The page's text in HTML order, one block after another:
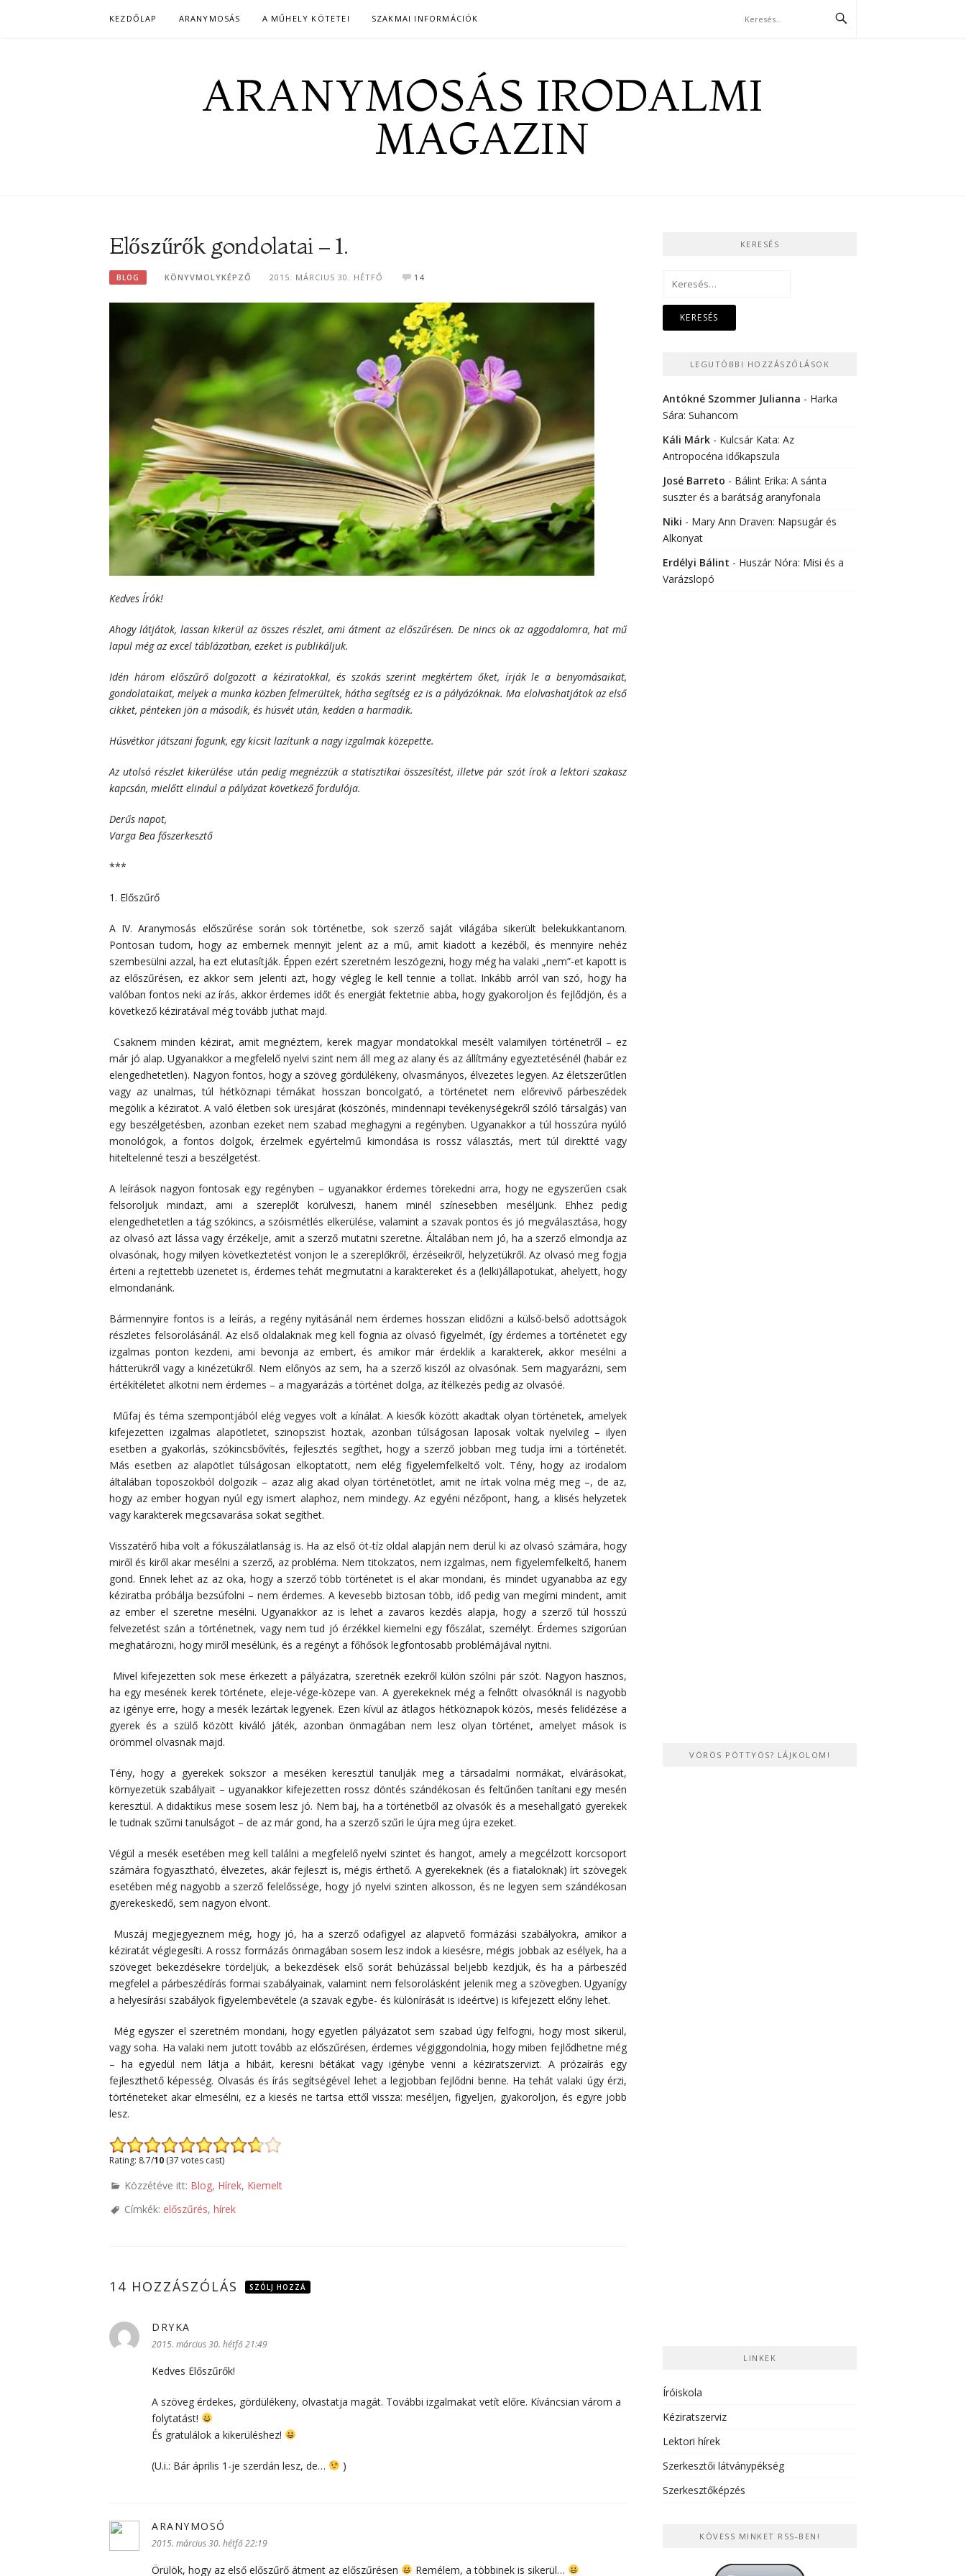
KEZDŐLAP ARANYMOSÁS A MŰHELY KÖTETEI SZAKMAI INFORMÁCIÓK
ARANYMOSÁS IRODALMI
MAGAZIN
Előszűrők gondolatai – 1.
BLOG KÖNYVMOLYKÉPZŐ 2015. MÁRCIUS 30. HÉTFŐ 14
Kedves Írók!
Ahogy látjátok, lassan kikerül az összes részlet, ami átment az előszűrésen. De nincs ok az aggodalomra, hat mű
lapul még az excel táblázatban, ezeket is publikáljuk.
Idén három előszűrő dolgozott a kéziratokkal, és szokás szerint megkértem őket, írják le a benyomásaikat,
gondolataikat, melyek a munka közben felmerültek, hátha segítség ez is a pályázóknak. Ma elolvashatjátok az első
cikket, pénteken jön a második, és húsvét után, kedden a harmadik.
Húsvétkor játszani fogunk, egy kicsit lazítunk a nagy izgalmak közepette.
Az utolsó részlet kikerülése után pedig megnézzük a statisztikai összesítést, illetve pár szót írok a lektori szakasz
kapcsán, mielőtt elindul a pályázat következő fordulója.
Derűs napot,
Varga Bea főszerkesztő
***
1. Előszűrő
A IV. Aranymosás előszűrése során sok történetbe, sok szerző saját világába sikerült belekukkantanom.
Pontosan tudom, hogy az embernek mennyit jelent az a mű, amit kiadott a kezéből, és mennyire nehéz
szembesülni azzal, ha ezt elutasítják. Éppen ezért szeretném leszögezni, hogy még ha valaki „nem”-et kapott is
az előszűrésen, ez akkor sem jelenti azt, hogy végleg le kell tennie a tollat. Inkább arról van szó, hogy ha
valóban fontos neki az írás, akkor érdemes időt és energiát fektetnie abba, hogy gyakoroljon és fejlődjön, és a
következő kéziratával még tovább juthat majd.
Csaknem minden kézirat, amit megnéztem, kerek magyar mondatokkal mesélt valamilyen történetről – ez
már jó alap. Ugyanakkor a megfelelő nyelvi szint nem áll meg az alany és az állítmány egyeztetésénél (habár ez
elengedhetetlen). Nagyon fontos, hogy a szöveg gördülékeny, olvasmányos, élvezetes legyen. Az életszerűtlen
vagy az unalmas, túl hétköznapi témákat hosszan boncolgató, a történetet nem előrevivő párbeszédek
megölik a kéziratot. A való életben sok üresjárat (köszönés, mindennapi tevékenységekről szóló társalgás) van
egy beszélgetésben, azonban ezeket nem szabad meghagyni a regényben. Ugyanakkor a túl hosszúra nyúló
monológok, a fontos dolgok, érzelmek egyértelmű kimondása is rossz választás, mert túl direktté vagy
hiteltelenné teszi a beszélgetést.
A leírások nagyon fontosak egy regényben – ugyanakkor érdemes törekedni arra, hogy ne egyszerűen csak
felsoroljuk mindazt, ami a szereplőt körülveszi, hanem minél színesebben meséljünk. Ehhez pedig
elengedhetetlen a tág szókincs, a szóismétlés elkerülése, valamint a szavak pontos és jó megválasztása, hogy
az olvasó azt lássa vagy érzékelje, amit a szerző mutatni szeretne. Általában nem jó, ha a szerző elmondja az
olvasónak, hogy milyen következtetést vonjon le a szereplőkről, érzéseikről, helyzetükről. Az olvasó meg fogja
érteni a rejtettebb üzenetet is, érdemes tehát megmutatni a karaktereket és a (lelki)állapotukat, ahelyett, hogy
elmondanánk.
Bármennyire fontos is a leírás, a regény nyitásánál nem érdemes hosszan elidőzni a külső-belső adottságok
részletes felsorolásánál. Az első oldalaknak meg kell fognia az olvasó figyelmét, így érdemes a történetet egy
izgalmas ponton kezdeni, ami bevonja az embert, és amikor már érdeklik a karakterek, akkor mesélni a
hátterükről vagy a kinézetükről. Nem előnyös az sem, ha a szerző kiszól az olvasónak. Sem magyarázni, sem
értékítéletet alkotni nem érdemes – a magyarázás a történet dolga, az ítélkezés pedig az olvasóé.
Műfaj és téma szempontjából elég vegyes volt a kínálat. A kiesők között akadtak olyan történetek, amelyek
kifejezetten izgalmas alapötletet, szinopszist hoztak, azonban túlságosan laposak voltak nyelvileg – ilyen
esetben a gyakorlás, szókincsbővítés, fejlesztés segíthet, hogy a szerző jobban meg tudja írni a történetét.
Más esetben az alapötlet túlságosan elkoptatott, nem elég figyelemfelkeltő volt. Tény, hogy az irodalom
általában toposzokból dolgozik – azaz alig akad olyan történetötlet, amit ne írtak volna még meg –, de az,
hogy az ember hogyan nyúl egy ismert alaphoz, nem mindegy. Az egyéni nézőpont, hang, a klisés helyzetek
vagy karakterek megcsavarása sokat segíthet.
Visszatérő hiba volt a fókuszálatlanság is. Ha az első öt-tíz oldal alapján nem derül ki az olvasó számára, hogy
miről és kiről akar mesélni a szerző, az probléma. Nem titokzatos, nem izgalmas, nem figyelemfelkeltő, hanem
gond. Ennek lehet az az oka, hogy a szerző több történetet is el akar mondani, és mindet ugyanabba az egy
kéziratba próbálja bezsúfolni – nem érdemes. A kevesebb biztosan több, idő pedig van megírni mindent, amit
az ember el szeretne mesélni. Ugyanakkor az is lehet a zavaros kezdés alapja, hogy a szerző túl hosszú
felvezetést szán a történetnek, vagy nem tud jó érzékkel kiemelni egy főszálat, személyt. Érdemes szigorúan
meghatározni, hogy miről mesélünk, és a regényt a főhősök legfontosabb problémájával nyitni.
Mivel kifejezetten sok mese érkezett a pályázatra, szeretnék ezekről külön szólni pár szót. Nagyon hasznos,
ha egy mesének kerek története, eleje-vége-közepe van. A gyerekeknek még a felnőtt olvasóknál is nagyobb
az igénye erre, hogy a mesék lezártak legyenek. Ezen kívül az átlagos hétköznapok közös, mesés felidézése a
gyerek és a szülő között kiváló játék, azonban önmagában nem lesz olyan történet, amelyet mások is
örömmel olvasnak majd.
Tény, hogy a gyerekek sokszor a meséken keresztül tanulják meg a társadalmi normákat, elvárásokat,
környezetük szabályait – ugyanakkor kifejezetten rossz döntés szándékosan és feltűnően tanítani egy mesén
keresztül. A didaktikus mese sosem lesz jó. Nem baj, ha a történetből az olvasók és a mesehallgató gyerekek
le tudnak szűrni tanulságot – de az már gond, ha a szerző szűri le újra meg újra ezeket.
Végül a mesék esetében meg kell találni a megfelelő nyelvi szintet és hangot, amely a megcélzott korcsoport
számára fogyasztható, élvezetes, akár fejleszt is, mégis érthető. A gyerekeknek (és a fiataloknak) írt szövegek
esetében még nagyobb a szerző felelőssége, hogy jó nyelvi szinten alkosson, és ne legyen sem szándékosan
gyerekeskedő, sem nagyon elvont.
Muszáj megjegyeznem még, hogy jó, ha a szerző odafigyel az alapvető formázási szabályokra, amikor a
kéziratát véglegesíti. A rossz formázás önmagában sosem lesz indok a kiesésre, mégis jobbak az esélyek, ha a
szöveget bekezdésekre tördeljük, a bekezdések első sorát behúzással beljebb kezdjük, és ha a párbeszéd
megfelel a párbeszédírás formai szabályainak, valamint nem felsorolásként jelenik meg a szövegben. Ugyanígy
a helyesírási szabályok figyelembevétele (a szavak egybe- és különírását is ideértve) is kifejezett előny lehet.
Még egyszer el szeretném mondani, hogy egyetlen pályázatot sem szabad úgy felfogni, hogy most sikerül,
vagy soha. Ha valaki nem jutott tovább az előszűrésen, érdemes végiggondolnia, hogy miben fejlődhetne még
– ha egyedül nem látja a hibáit, keresni bétákat vagy igénybe venni a kéziratszervizt. A prózaírás egy
fejleszthető képesség. Olvasás és írás segítségével lehet a legjobban fejlődni benne. Ha tehát valaki úgy érzi,
történeteket akar elmesélni, ez a kiesés ne tartsa ettől vissza: meséljen, figyeljen, gyakoroljon, és egyre jobb
lesz.
Rating: 8.7/10 (37 votes cast)
Közzétéve itt: Blog, Hírek, Kiemelt
Címkék: előszűrés, hírek
14 HOZZÁSZÓLÁS SZÓLJ HOZZÁ
DRYKA
2015. március 30. hétfő 21:49
Kedves Előszűrők!
A szöveg érdekes, gördülékeny, olvastatja magát. További izgalmakat vetít előre. Kíváncsian várom a
folytatást!
És gratulálok a kikerüléshez!
(U.i.: Bár április 1-je szerdán lesz, de… )
ARANYMOSÓ
2015. március 30. hétfő 22:19
Örülök, hogy az első előszűrő átment az előszűrésen Remélem, a többinek is sikerül…
KERESÉS
Keresés:
LEGUTÓBBI HOZZÁSZÓLÁSOK
Antókné Szommer Julianna - Harka
Sára: Suhancom
Káli Márk - Kulcsár Kata: Az
Antropocéna időkapszula
José Barreto - Bálint Erika: A sánta
suszter és a barátság aranyfonala
Niki - Mary Ann Draven: Napsugár és
Alkonyat
Erdélyi Bálint - Huszár Nóra: Misi és a
Varázslopó
VÖRÖS PÖTTYÖS? LÁJKOLOM!
LINKEK
Íróiskola
Kéziratszerviz
Lektori hírek
Szerkesztői látványpékség
Szerkesztőképzés
KÖVESS MINKET RSS-BEN!